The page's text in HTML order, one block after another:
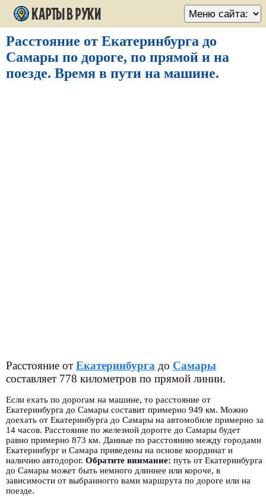
Расстояние от Екатеринбурга до
Самары по дороге, по прямой и на
поезде. Время в пути на машине.
Расстояние от Екатеринбурга до Самары
составляет 778 километров по прямой линии.
Если ехать по дорогам на машине, то расстояние от
Екатеринбурга до Самары составит примерно 949 км. Можно
доехать от Екатеринбурга до Самары на автомобиле примерно за
14 часов. Расстояние по железной дорогге до Самары будет
равно примерно 873 км. Данные по расстоянию между городами
Екатеринбург и Самара приведены на основе координат и
наличию автодорог. Обратите внимание: путь от Екатеринбурга
до Самары может быть немного длиннее или короче, в
зависимости от выбранногго вами маршрута по дороге или на
поезде.